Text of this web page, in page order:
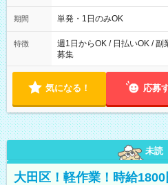
～21：00
期間 単発・1日のみOK
特徴
週1日からOK / 日払いOK /
募集
気になる！ 応募
未読
大田区！軽作業！時給1800